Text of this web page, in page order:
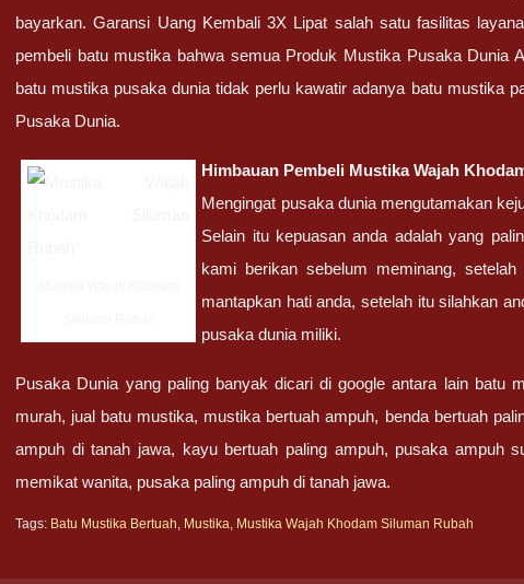
bayarkan. Garansi Uang Kembali 3X Lipat salah satu fasilitas
pembeli batu mustika bahwa semua Produk Mustika Pusaka Dunia
batu mustika pusaka dunia tidak perlu kawatir adanya batu mustika
Pusaka Dunia.
Himbauan Pembeli Mustika Wajah
Mengingat pusaka dunia mengutamakan
Selain itu kepuasan anda adalah yang
kami berikan sebelum meminang,
mantapkan hati anda, setelah itu silahkan
pusaka dunia miliki.
Pusaka Dunia yang paling banyak dicari di google antara lain batu
murah, jual batu mustika, mustika bertuah ampuh, benda bertuah
ampuh di tanah jawa, kayu bertuah paling ampuh, pusaka ampuh
memikat wanita, pusaka paling ampuh di tanah jawa.
Tags: Batu Mustika Bertuah, Mustika, Mustika Wajah Khodam Siluman Rubah